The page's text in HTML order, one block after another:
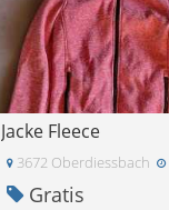
Jacke Fleece
3672 Oberdiessbach
Gratis